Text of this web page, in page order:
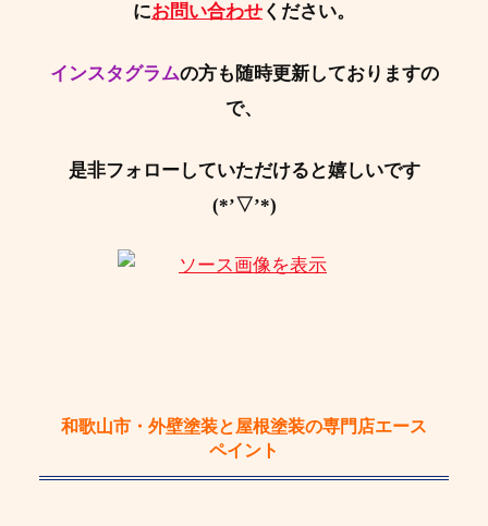
にお問い合わせ ください。
インスタグラムの方も随時更新しておりますの
で、
是非フォローしていただけると嬉しいです
(*’▽’*)
和歌山市・外壁塗装と屋根塗装の専門店エース
ペイント